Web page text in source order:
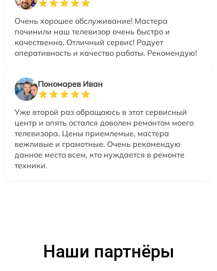
Очень хорошее обслуживание! Мастера
починили наш телевизор очень быстро и
качественно. Отличный сервис! Радует
оперативность и качество работы. Рекомендую!
Пономарев Иван
Уже второй раз обращаюсь в этот сервисный
центр и опять остался доволен ремонтом моего
телевизора. Цены приемлемые, мастера
вежливые и грамотные. Очень рекомендую
данное место всем, кто нуждается в ремонте
техники.
Наши партнёры